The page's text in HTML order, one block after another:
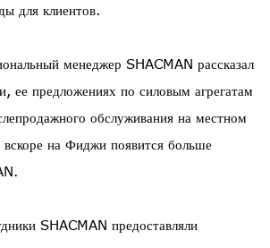
для клиентов.
менеджер SHACMAN рассказал
ее предложениях по силовым агрегатам
обслуживания на местном
на Фиджи появится больше
SHACMAN предоставляли